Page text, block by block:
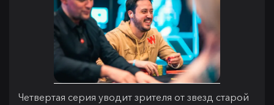
Четвертая серия уводит зрителя от звезд старой